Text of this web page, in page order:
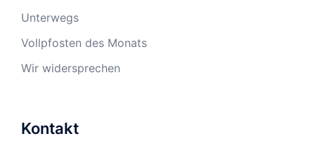
Unterwegs
Vollpfosten des Monats
Wir widersprechen
Kontakt